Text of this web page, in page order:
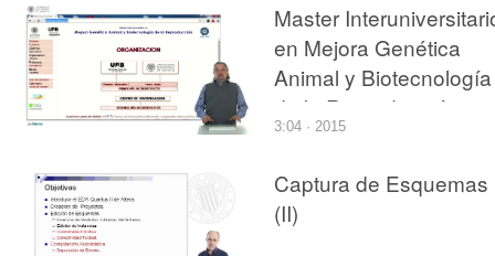
Master
en Mejora Genética
Animal y Biotecnología
de la Reproducción
3:04 · 2015
Captura de Esquemas
(II)